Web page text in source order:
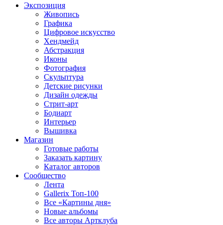
Экспозиция
Живопись
Графика
Цифровое искусство
Хендмейд
Абстракция
Иконы
Фотография
Скульптура
Детские рисунки
Дизайн одежды
Стрит-арт
Бодиарт
Интерьер
Вышивка
Магазин
Готовые работы
Заказать картину
Каталог авторов
Сообщество
Лента
Gallerix Топ-100
Все «Картины дня»
Новые альбомы
Все авторы Артклуба